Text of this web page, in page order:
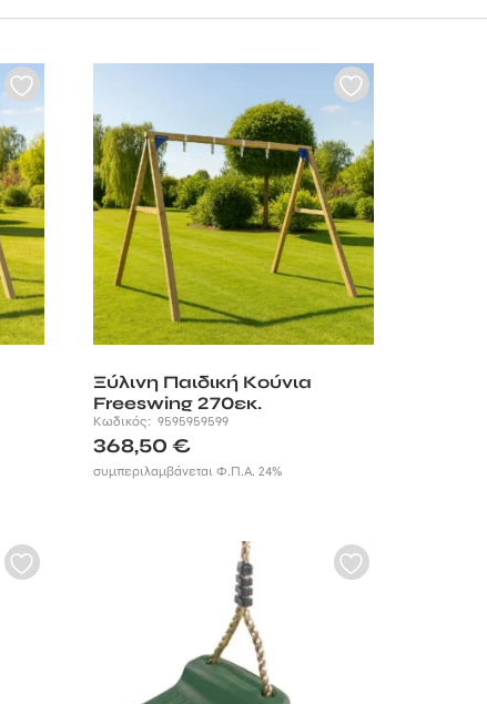
εξαρτημάτων
μεγαλώνει.
Ξύλινη Παιδική Κούνια
Freeswing 270εκ.
Κωδικός: 9595959599
368,50 €
συμπεριλαμβάνεται Φ.Π.Α. 24%